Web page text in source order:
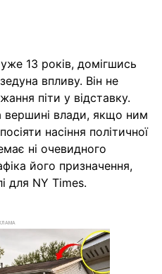
13 років, домігшись
впливу. Він не
піти у відставку.
вершині влади, якщо ним
насіння політичної
ні очевидного
його призначення,
для NY Times.